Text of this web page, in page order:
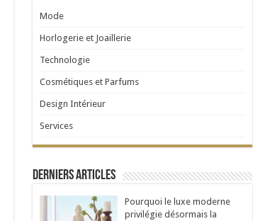
Mode
Horlogerie et Joaillerie
Technologie
Cosmétiques et Parfums
Design Intérieur
Services
Derniers articles
Pourquoi le luxe moderne
privilégie désormais la